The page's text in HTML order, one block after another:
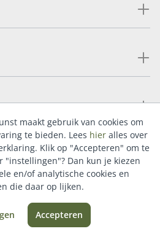
maakt gebruik van cookies om
te bieden. Lees hier alles over
Klik op "Accepteren" om te
"instellingen"? Dan kun je kiezen
en/of analytische cookies en
die daar op lijken.
Accepteren